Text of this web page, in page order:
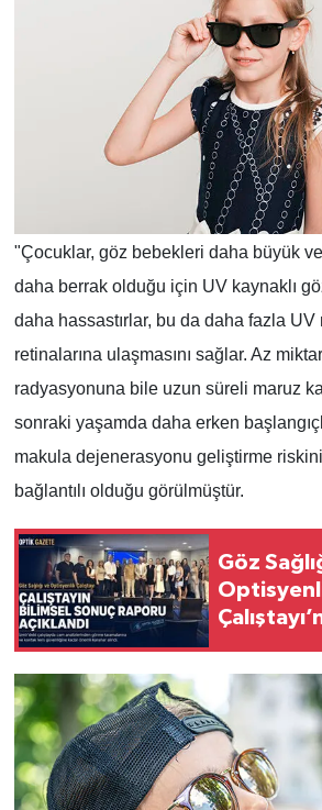
"Çocuklar, göz bebekleri daha büyük
daha berrak olduğu için UV kaynaklı
daha hassastırlar, bu da daha fazla
retinalarına ulaşmasını sağlar. Az
radyasyonuna bile uzun süreli maruz
sonraki yaşamda daha erken
makula dejenerasyonu geliştirme
bağlantılı olduğu görülmüştür.
Göz